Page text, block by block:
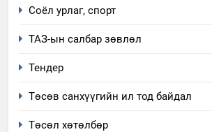
Соёл урлаг, спорт
ТАЗ-ын салбар зөвлөл
Тендер
Төсөв санхүүгийн ил тод байдал
Төсөл хөтөлбөр
6
аудитын дүгнэлт
7